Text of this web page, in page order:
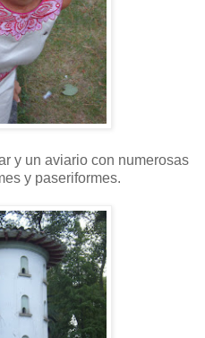
y un aviario con numerosas
y paseriformes.